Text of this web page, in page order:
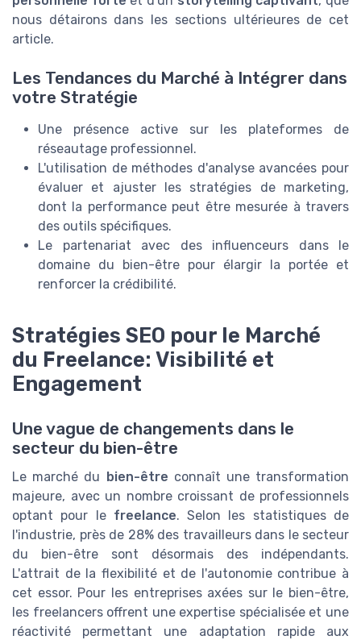
nous détairons dans les sections ultérieures de cet
article.
Les Tendances du Marché à Intégrer dans
votre Stratégie
Une présence active sur les plateformes de
réseautage professionnel.
L'utilisation de méthodes d'analyse avancées pour
évaluer et ajuster les stratégies de marketing,
dont la performance peut être mesurée à travers
des outils spécifiques.
Le partenariat avec des influenceurs dans le
domaine du bien-être pour élargir la portée et
renforcer la crédibilité.
Stratégies SEO pour le Marché
du Freelance: Visibilité et
Engagement
Une vague de changements dans le
secteur du bien-être
Le marché du bien-être connaît une transformation
majeure, avec un nombre croissant de professionnels
optant pour le freelance. Selon les statistiques de
l'industrie, près de 28% des travailleurs dans le secteur
du bien-être sont désormais des indépendants.
L'attrait de la flexibilité et de l'autonomie contribue à
cet essor. Pour les entreprises axées sur le bien-être,
les freelancers offrent une expertise spécialisée et une
réactivité permettant une adaptation rapide aux